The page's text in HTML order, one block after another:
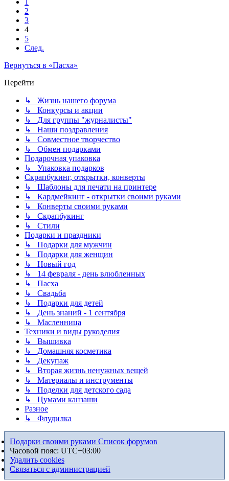
1
2
3
4
5
След.
Вернуться в «Пасха»
Перейти
↳ Жизнь нашего форума
↳ Конкурсы и акции
↳ Для группы "журналисты"
↳ Наши поздравления
↳ Совместное творчество
↳ Обмен подарками
Подарочная упаковка
↳ Упаковка подарков
Скрапбукинг, открытки, конверты
↳ Шаблоны для печати на принтере
↳ Кардмейкинг - открытки своими руками
↳ Конверты своими руками
↳ Скрапбукинг
↳ Стили
Подарки и праздники
↳ Подарки для мужчин
↳ Подарки для женщин
↳ Новый год
↳ 14 февраля - день влюбленных
↳ Пасха
↳ Свадьба
↳ Подарки для детей
↳ День знаний - 1 сентября
↳ Масленница
Техники и виды рукоделия
↳ Вышивка
↳ Домашняя косметика
↳ Декупаж
↳ Вторая жизнь ненужных вещей
↳ Материалы и инструменты
↳ Поделки для детского сада
↳ Цумами канзаши
Разное
↳ Флудилка
Подарки своими руками Список форумов
Часовой пояс: UTC+03:00
Удалить cookies
Связаться с администрацией